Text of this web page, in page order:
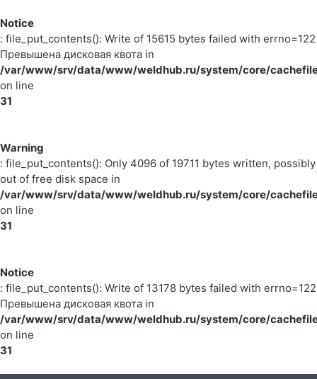
Notice
: file_put_contents(): Write of 15615 bytes failed with errno=122
Превышена дисковая квота in
/var/www/srv/data/www/weldhub.ru/system/core/
on line
31
Warning
: file_put_contents(): Only 4096 of 19711 bytes written, possibly
out of free disk space in
/var/www/srv/data/www/weldhub.ru/system/core/
on line
31
Notice
: file_put_contents(): Write of 13178 bytes failed with errno=122
Превышена дисковая квота in
/var/www/srv/data/www/weldhub.ru/system/core/
on line
31